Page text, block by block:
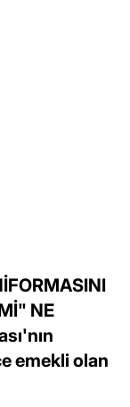
NE
emekli olan